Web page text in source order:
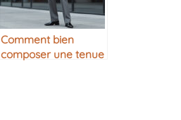
Comment bien
composer une tenue